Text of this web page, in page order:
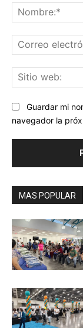
Guardar mi
navegador la
MAS POPULAR